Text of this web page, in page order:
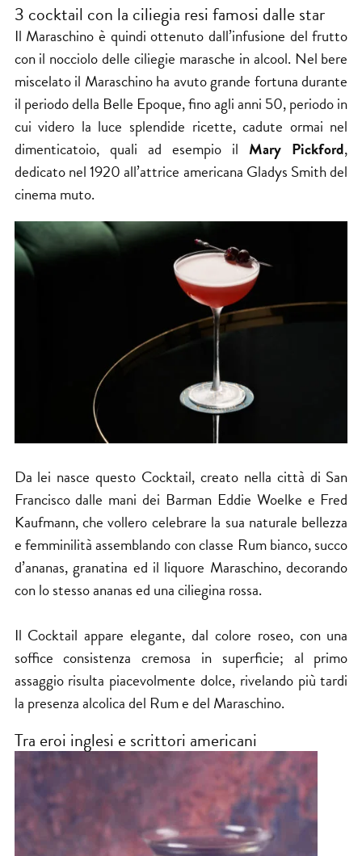
3 cocktail con la ciliegia resi famosi dalle star
Il Maraschino è quindi ottenuto dall’infusione del frutto
con il nocciolo delle ciliegie marasche in alcool. Nel bere
miscelato il Maraschino ha avuto grande fortuna durante
il periodo della Belle Epoque, fino agli anni 50, periodo in
cui videro la luce splendide ricette, cadute ormai nel
dimenticatoio, quali ad esempio il Mary Pickford,
dedicato nel 1920 all’attrice americana Gladys Smith del
cinema muto.
Da lei nasce questo Cocktail, creato nella città di San
Francisco dalle mani dei Barman Eddie Woelke e Fred
Kaufmann, che vollero celebrare la sua naturale bellezza
e femminilità assemblando con classe Rum bianco, succo
d’ananas, granatina ed il liquore Maraschino, decorando
con lo stesso ananas ed una ciliegina rossa.
Il Cocktail appare elegante, dal colore roseo, con una
soffice consistenza cremosa in superficie; al primo
assaggio risulta piacevolmente dolce, rivelando più tardi
la presenza alcolica del Rum e del Maraschino.
Tra eroi inglesi e scrittori americani